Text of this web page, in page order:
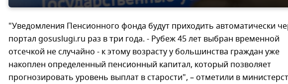
"Уведомления Пенсионного фонда будут приходить автоматически
портал gosuslugi.ru раз в три года. - Рубеж 45 лет выбран временной
отсечкой не случайно - к этому возрасту у большинства граждан уже
накоплен определенный пенсионный капитал, который позволяет
прогнозировать уровень выплат в старости", – отметили в